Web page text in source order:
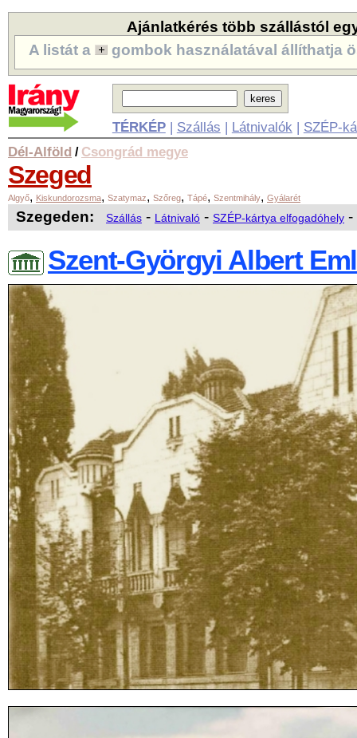
Ajánlatkérés több szállástól
A listát a
gombok használatával állíthatja
TÉRKÉP| Szállás | Látnivalók | SZÉP-
Dél-Alföld / Csongrád megye
Szeged
Algyő, Kiskundorozsma, Szatymaz, Szőreg, Tápé, Szentmihály, Gyálarét
Szegeden: Szállás - Látnivaló - SZÉP-kártya elfogadóhely -
Szent-Györgyi Albert